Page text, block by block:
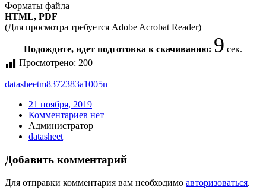
Форматы файла
HTML, PDF
(Для просмотра требуется Adobe Acrobat Reader)
Подождите, идет подготовка к скачиванию: 9 сек.
Просмотрено: 200
datasheetm8372383a1005n
21 ноября, 2019
Комментариев нет
Администратор
datasheet
Добавить комментарий
Для отправки комментария вам необходимо авторизоваться.